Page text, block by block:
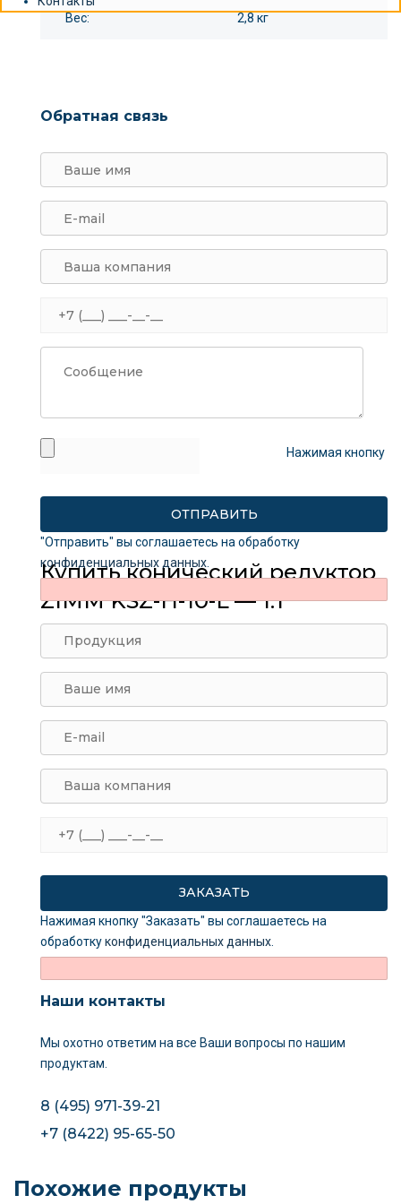
Вес: 2,8 кг
Обратная связь
Нажимая кнопку
"Отправить" вы соглашаетесь на обработку
конфиденциальных данных.
Купить конический редуктор
ZIMM KSZ-H-10-L — 1:1
Нажимая кнопку "Заказать" вы соглашаетесь на
обработкуконфиденциальных данных
Наши контакты
Мы охотно ответим на все Ваши вопросы по нашим
продуктам.
8 (495) 971-39-21
+7 (8422) 95-65-50
Похожие продукты